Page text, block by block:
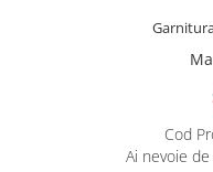
Cod
Ai nevoie